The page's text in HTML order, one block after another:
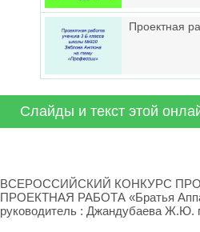
Проектная
Слайды и текст этой
ВСЕРОССИЙСКИЙ КОНКУРС
ПРОЕКТНАЯ РАБОТА «Братья
руководитель : Джандубаева Ж.Ю.